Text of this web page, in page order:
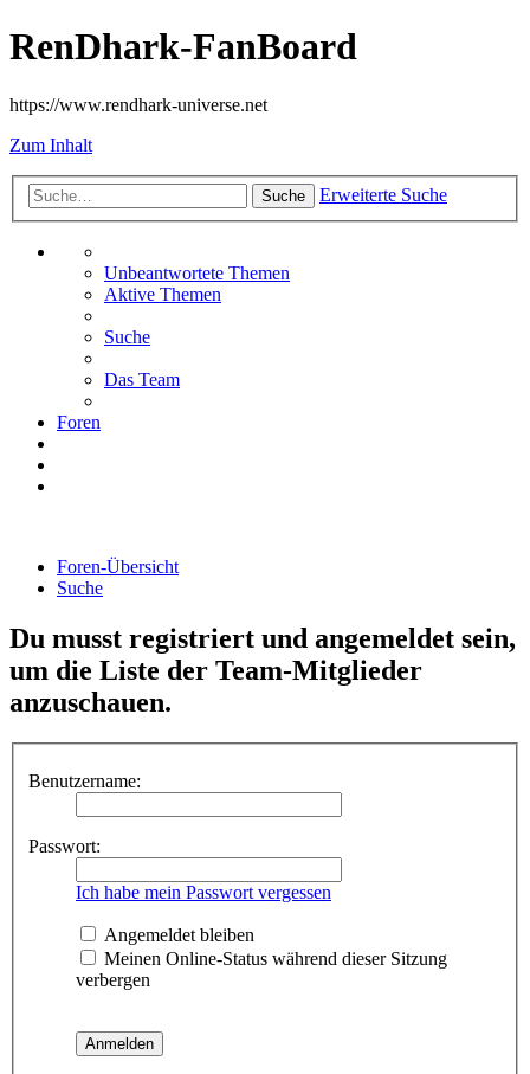
RenDhark-FanBoard
https://www.rendhark-universe.net
Zum Inhalt
Suche Erweiterte Suche
Unbeantwortete Themen
Aktive Themen
Suche
Das Team
Foren
Foren-Übersicht
Suche
Du musst registriert und angemeldet sein,
um die Liste der Team-Mitglieder
anzuschauen.
Benutzername:
Passwort:
Ich habe mein Passwort vergessen
Angemeldet bleiben
Meinen Online-Status während dieser Sitzung
verbergen